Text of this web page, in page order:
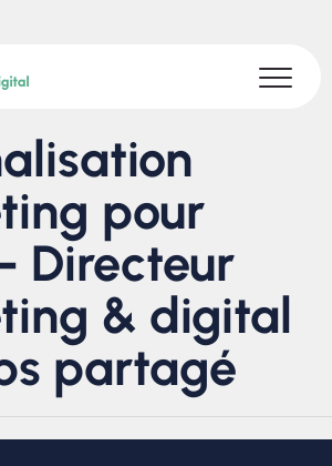
pour
Directeur
& digital
partagé